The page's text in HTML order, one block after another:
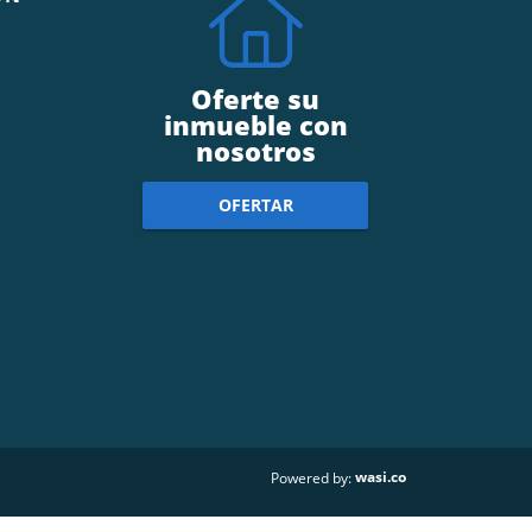
Oferte su
inmueble con
nosotros
OFERTAR
Powered by:wasi.co